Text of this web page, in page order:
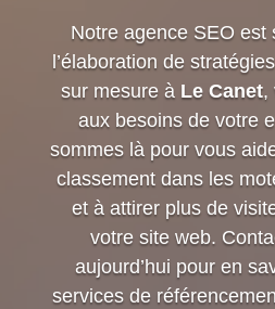
Notre agence SEO est
l’élaboration de
sur mesure à Le Canet,
aux besoins de votre
sommes là pour vous
classement dans les
et à attirer plus de
votre site web.
aujourd’hui pour en
services de